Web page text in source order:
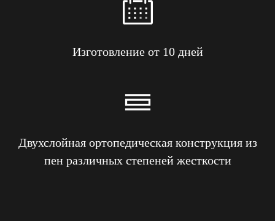
Изготовление от 10 дней
Двухслойная ортопедическая конструкция из
пен различных степеней жесткости